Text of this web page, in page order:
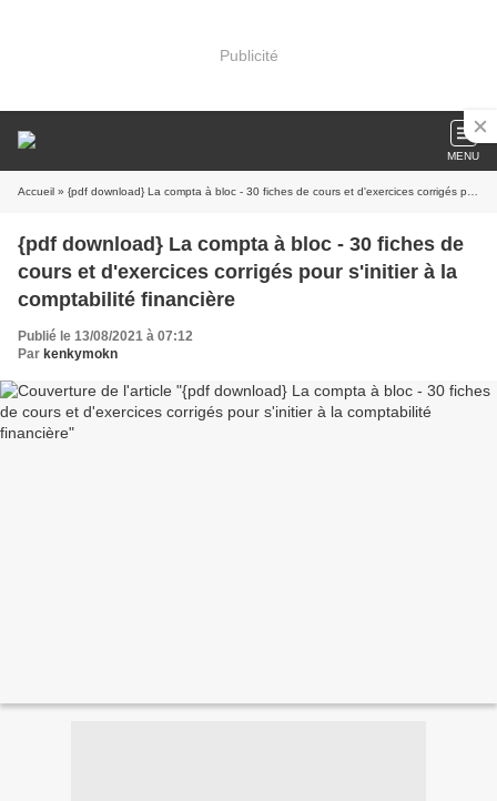
Publicité
MENU
Accueil » {pdf download} La compta à bloc - 30 fiches de cours et d'exercices corrigés pour s'initier à la comptabilité financière
{pdf download} La compta à bloc - 30 fiches de
cours et d'exercices corrigés pour s'initier à la
comptabilité financière
Publié le 13/08/2021 à 07:12
Par kenkymokn